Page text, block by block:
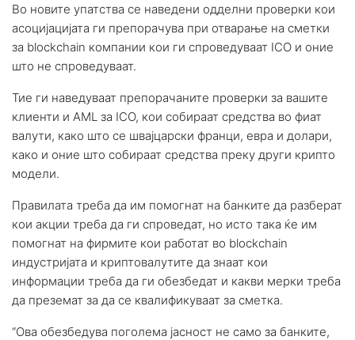
Во новите упатства се наведени одделни проверки кои
асоцијацијата ги препорачува при отварање на сметки
за blockchain компании кои ги спроведуваат ICO и оние
што не спроведуваат.
Тие ги наведуваат препорачаните проверки за вашите
клиенти и AML за ICO, кои собираат средства во фиат
валути, како што се швајцарски франци, евра и долари,
како и оние што собираат средства преку други крипто
модели.
Правилата треба да им помогнат на банките да разберат
кои акции треба да ги спроведат, но исто така ќе им
помогнат на фирмите кои работат во blockchain
индустријата и криптовалутите да знаат кои
информации треба да ги обезбедат и какви мерки треба
да преземат за да се квалификуваат за сметка.
“Ова обезбедува поголема јасност не само за банките,